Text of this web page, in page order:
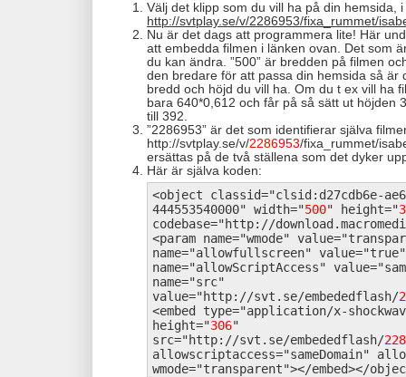
Välj det klipp som du vill ha på din hemsida,
http://svtplay.se/v/2286953/fixa_rummet/
Nu är det dags att programmera lite! Här
att embedda filmen i länken ovan. Det som
du kan ändra. ”500” är bredden på filmen
den bredare för att passa din hemsida så är
bredd och höjd du vill ha. Om du t ex vill ha
bara 640*0,612 och får på så sätt ut höjden
till 392.
”2286953” är det som identifierar själva
http://svtplay.se/v/2286953/fixa_rummet/
ersättas på de två ställena som det dyker
Här är själva koden:
<object classid="clsid:d27cdb6e-
444553540000" width="500" height="
codebase="http://
<param name="wmode"
name="allowfullscreen" value="true"
name="allowScriptAccess"
name="src"
value="http://svt.se/embededflash/
<embed type="application/x-
height="306"
src="http://svt.se/embededflash/
allowscriptaccess="sameDomain"
wmode="transparent"></embed></